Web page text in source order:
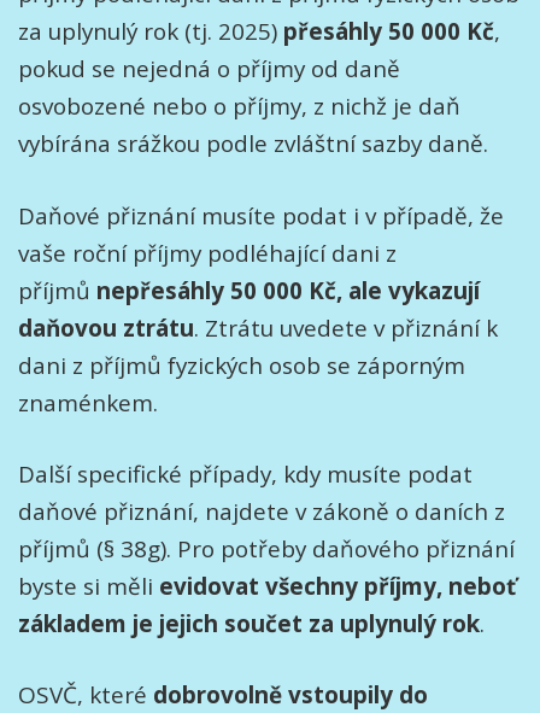
za uplynulý rok (tj. 2025) přesáhly 50 000 Kč,
pokud se nejedná o příjmy od daně
osvobozené nebo o příjmy, z nichž je daň
vybírána srážkou podle zvláštní sazby daně.
Daňové přiznání musíte podat i v případě, že
vaše roční příjmy podléhající dani z
příjmů nepřesáhly 50 000 Kč, ale vykazují
daňovou ztrátu. Ztrátu uvedete v přiznání k
dani z příjmů fyzických osob se záporným
znaménkem.
Další specifické případy, kdy musíte podat
daňové přiznání, najdete v zákoně o daních z
příjmů (§ 38g). Pro potřeby daňového přiznání
byste si měli evidovat všechny příjmy, neboť
základem je jejich součet za uplynulý rok.
OSVČ, které dobrovolně vstoupily do